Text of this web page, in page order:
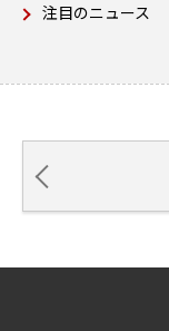
注目のニュース